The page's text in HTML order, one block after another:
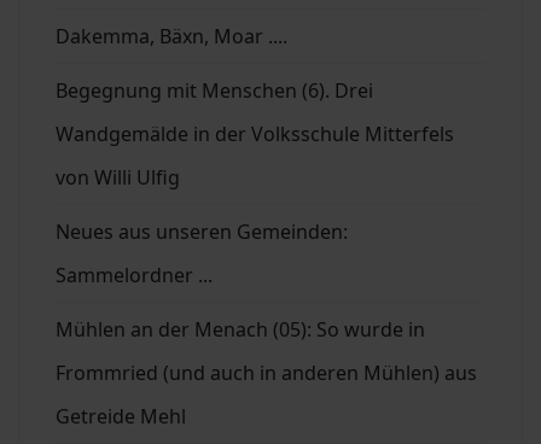
Dakemma, Bäxn, Moar ....
Begegnung mit Menschen (6). Drei
Wandgemälde in der Volksschule Mitterfels
von Willi Ulfig
Neues aus unseren Gemeinden:
Sammelordner ...
Mühlen an der Menach (05): So wurde in
Frommried (und auch in anderen Mühlen) aus
Getreide Mehl